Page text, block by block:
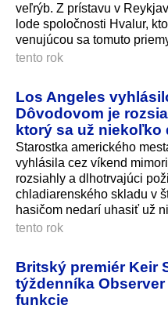
veľrýb. Z prístavu v
lode spoločnosti Hvalur,
venujúcou sa tomuto
tento rok
Los Angeles
Dôvodovom je
ktorý sa už niekoľko
Starostka amerického
vyhlásila cez víkend
rozsiahly a dlhotrvajúci
chladiarenského skladu v
hasičom nedarí uhasiť už
tento rok
Britský premiér Keir
týždenníka
funkcie